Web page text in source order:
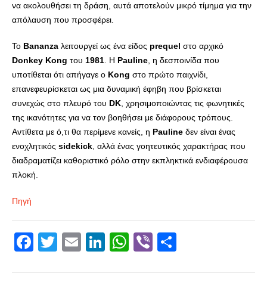
να ακολουθήσει τη δράση, αυτά αποτελούν μικρό τίμημα για την
απόλαυση που προσφέρει.
Το Bananza λειτουργεί ως ένα είδος prequel στο αρχικό
Donkey Kong του 1981 . Η Pauline , η δεσποινίδα που
υποτίθεται ότι απήγαγε ο Kong στο πρώτο παιχνίδι,
επανεφευρίσκεται ως μια δυναμική έφηβη που βρίσκεται
συνεχώς στο πλευρό του DK , χρησιμοποιώντας τις φωνητικές
της ικανότητες για να τον βοηθήσει με διάφορους τρόπους.
Αντίθετα με ό,τι θα περίμενε κανείς, η Pauline δεν είναι ένας
ενοχλητικός sidekick , αλλά ένας γοητευτικός χαρακτήρας που
διαδραματίζει καθοριστικό ρόλο στην εκπληκτικά ενδιαφέρουσα
πλοκή.
Πηγή
Facebook
Twitter
EmailLinkedIn
WhatsApp
Viber